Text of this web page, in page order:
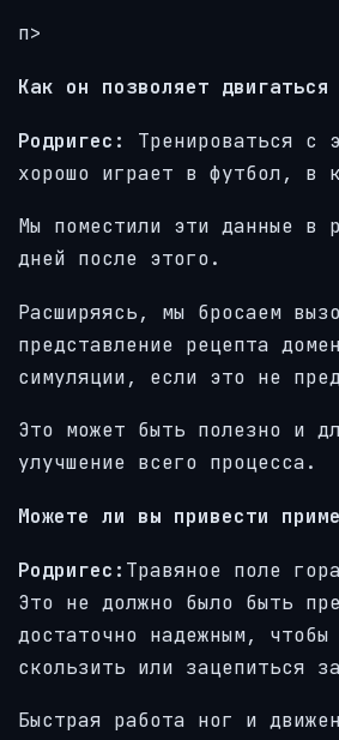
п>
Как он позволяет двигаться
Родригес:
Тренироваться с
хорошо играет в футбол, в
Мы поместили эти данные в
дней после этого.
Расширяясь, мы бросаем
представление рецепта
симуляции, если это не
Это может быть полезно и
улучшение всего процесса.
Можете ли вы привести
Родригес: Травяное поле
Это не должно было быть
достаточно надежным,
скользить или зацепиться
Быстрая работа ног и